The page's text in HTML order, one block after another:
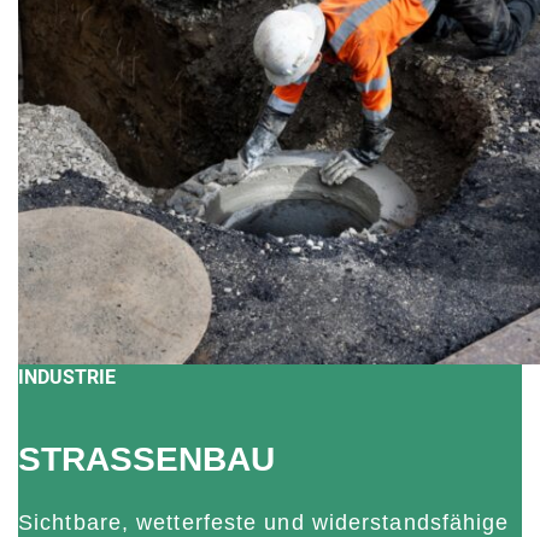
INDUSTRIE
STRASSENBAU
Sichtbare, wetterfeste und widerstandsfähige